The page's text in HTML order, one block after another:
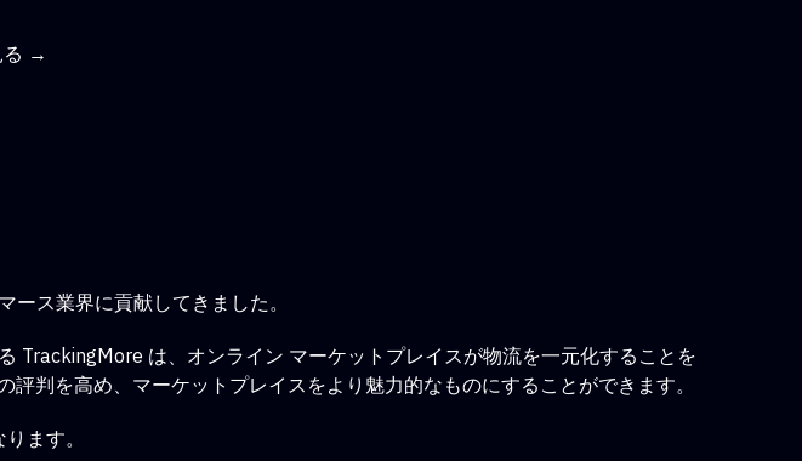
る →
ス業界に貢献してきました。
TrackingMore は、オンライン マーケットプレイスが物流を一元化することを
判を高め、マーケットプレイスをより魅力的なものにすることができます。
ます。